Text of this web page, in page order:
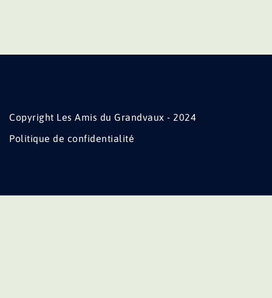
Copyright Les Amis du Grandvaux - 2024
Politique de confidentialité